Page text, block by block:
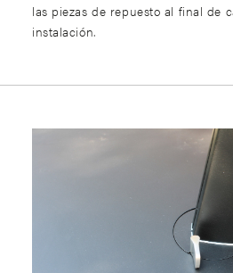
las piezas de repuesto al final de
instalación.